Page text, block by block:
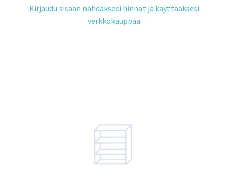
Kirjaudu sisään nähdäksesi hinnat ja käyttääksesi
verkkokauppaa